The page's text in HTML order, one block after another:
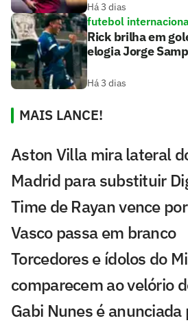
Há 3 dias
futebol
Rick brilha em
elogia Jorge
Há 3 dias
MAIS LANCE!
Aston Villa mira lateral
Madrid para substituir
Time de Rayan vence
Vasco passa em branco
Torcedores e ídolos do
comparecem ao velório
Gabi Nunes é